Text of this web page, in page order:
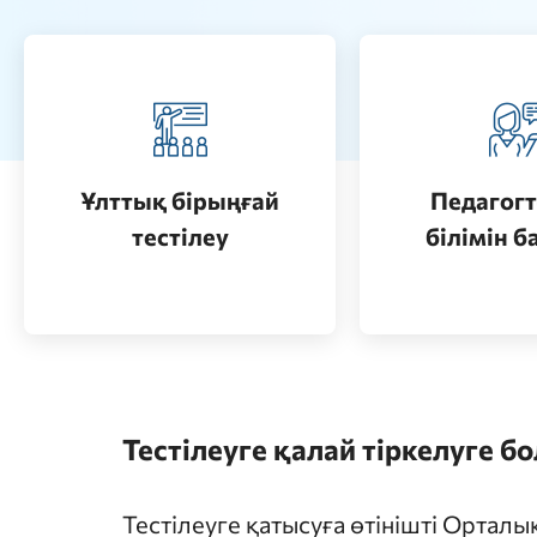
Ұлттық бірыңғай
тестілеу
Қазақстанда жоғары білім
Өту
білімінӨту
Тестілеуге қалай тіркелуге
Тестілеуге қатысуға өтінішті